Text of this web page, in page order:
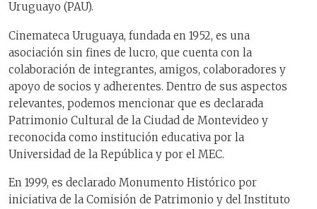
Uruguayo (PAU).
Cinemateca Uruguaya, fundada en 1952, es una
asociación sin fines de lucro, que cuenta con la
colaboración de integrantes, amigos, colaboradores y
apoyo de socios y adherentes. Dentro de sus aspectos
relevantes, podemos mencionar que es declarada
Patrimonio Cultural de la Ciudad de Montevideo y
reconocida como institución educativa por la
Universidad de la República y por el MEC.
En 1999, es declarado Monumento Histórico por
iniciativa de la Comisión de Patrimonio y del Instituto